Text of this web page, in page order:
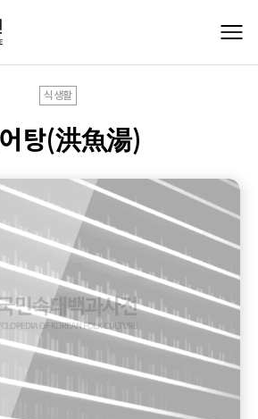
식생활
탕(洪魚湯)